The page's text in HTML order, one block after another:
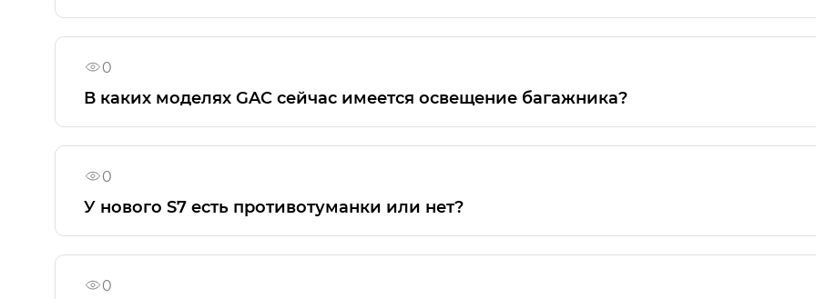
На данный момент AION V доступен в комплектациях EX и EX Premium.
0
В каких моделях GAC сейчас имеется освещение багажника?
Освещение багажника присутствует во всех моделях GAC
0
У нового S7 есть противотуманки или нет?
Конструкция GAC S7 не предусматривает наличие передних ПТФ.
0